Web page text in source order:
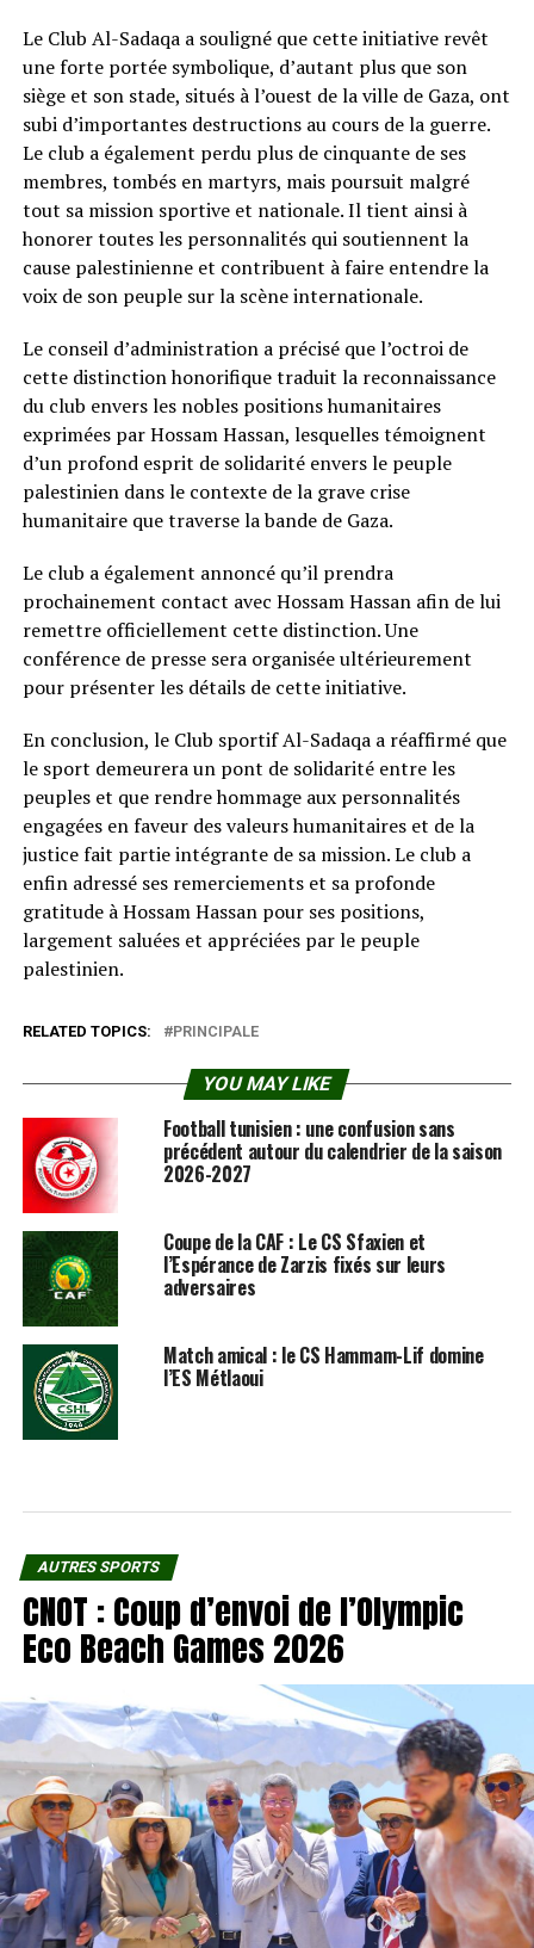
Le Club Al-Sadaqa a souligné que cette initiative revêt
une forte portée symbolique, d’autant plus que son
siège et son stade, situés à l’ouest de la ville de Gaza, ont
subi d’importantes destructions au cours de la guerre.
Le club a également perdu plus de cinquante de ses
membres, tombés en martyrs, mais poursuit malgré
tout sa mission sportive et nationale. Il tient ainsi à
honorer toutes les personnalités qui soutiennent la
cause palestinienne et contribuent à faire entendre la
voix de son peuple sur la scène internationale.
Le conseil d’administration a précisé que l’octroi de
cette distinction honorifique traduit la reconnaissance
du club envers les nobles positions humanitaires
exprimées par Hossam Hassan, lesquelles témoignent
d’un profond esprit de solidarité envers le peuple
palestinien dans le contexte de la grave crise
humanitaire que traverse la bande de Gaza.
Le club a également annoncé qu’il prendra
prochainement contact avec Hossam Hassan afin de lui
remettre officiellement cette distinction. Une
conférence de presse sera organisée ultérieurement
pour présenter les détails de cette initiative.
En conclusion, le Club sportif Al-Sadaqa a réaffirmé que
le sport demeurera un pont de solidarité entre les
peuples et que rendre hommage aux personnalités
engagées en faveur des valeurs humanitaires et de la
justice fait partie intégrante de sa mission. Le club a
enfin adressé ses remerciements et sa profonde
gratitude à Hossam Hassan pour ses positions,
largement saluées et appréciées par le peuple
palestinien.
RELATED TOPICS: PRINCIPALE
YOU MAY LIKE
Football tunisien : une confusion sans
précédent autour du calendrier de la saison
2026-2027
Coupe de la CAF : Le CS Sfaxien et
l’Espérance de Zarzis fixés sur leurs
adversaires
Match amical : le CS Hammam-Lif domine
l’ES Métlaoui
AUTRES SPORTS
CNOT : Coup d’envoi de l’Olympic
Eco Beach Games 2026